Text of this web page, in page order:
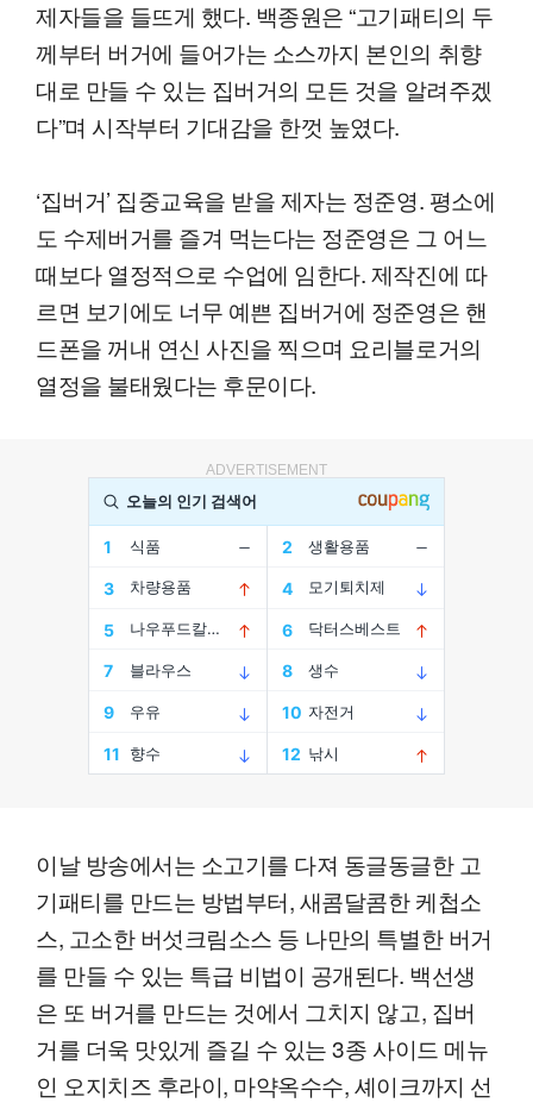
제자들을 들뜨게 했다. 백종원은 “고기패티의 두
께부터 버거에 들어가는 소스까지 본인의 취향
대로 만들 수 있는 집버거의 모든 것을 알려주겠
다”며 시작부터 기대감을 한껏 높였다.
‘집버거’ 집중교육을 받을 제자는 정준영. 평소에
도 수제버거를 즐겨 먹는다는 정준영은 그 어느
때보다 열정적으로 수업에 임한다. 제작진에 따
르면 보기에도 너무 예쁜 집버거에 정준영은 핸
드폰을 꺼내 연신 사진을 찍으며 요리블로거의
열정을 불태웠다는 후문이다.
ADVERTISEMENT
이날 방송에서는 소고기를 다져 동글동글한 고
기패티를 만드는 방법부터, 새콤달콤한 케첩소
스, 고소한 버섯크림소스 등 나만의 특별한 버거
를 만들 수 있는 특급 비법이 공개된다. 백선생
은 또 버거를 만드는 것에서 그치지 않고, 집버
거를 더욱 맛있게 즐길 수 있는 3종 사이드 메뉴
인 오지치즈 후라이, 마약옥수수, 셰이크까지 선